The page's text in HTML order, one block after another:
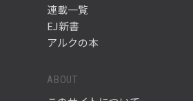
連載一覧
EJ新書
アルクの本
ABOUT